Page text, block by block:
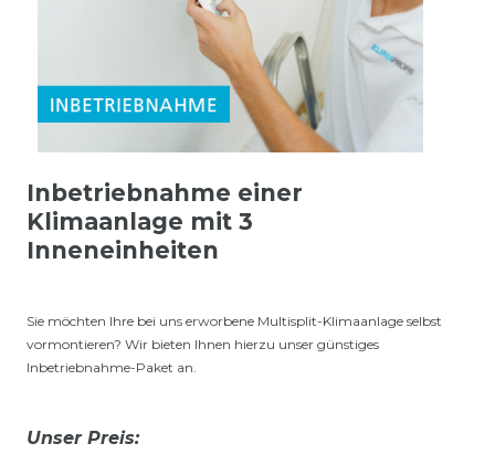
Inbetriebnahme einer
Klimaanlage mit 3
Inneneinheiten
Sie möchten Ihre bei uns erworbene Multisplit-Klimaanlage selbst
vormontieren? Wir bieten Ihnen hierzu unser günstiges
Inbetriebnahme-Paket an.
Unser Preis: